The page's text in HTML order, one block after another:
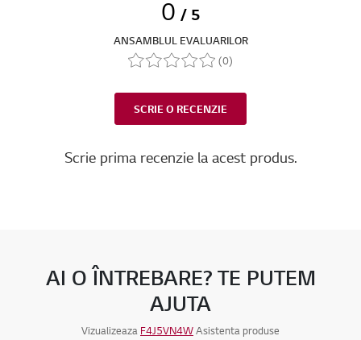
0 / 5
ANSAMBLUL EVALUARILOR
(0)
SCRIE O RECENZIE
Scrie prima recenzie la acest produs.
AI O ÎNTREBARE? TE PUTEM
AJUTA
Vizualizeaza F4J5VN4WAsistenta produse